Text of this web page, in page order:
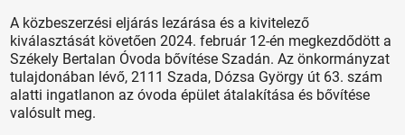
A közbeszerzési eljárás lezárása és a kivitelező
kiválasztását követően 2024. február 12-én megkezdődött a
Székely Bertalan Óvoda bővítése Szadán. Az önkormányzat
tulajdonában lévő, 2111 Szada, Dózsa György út 63. szám
alatti ingatlanon az óvoda épület átalakítása és bővítése
valósult meg.